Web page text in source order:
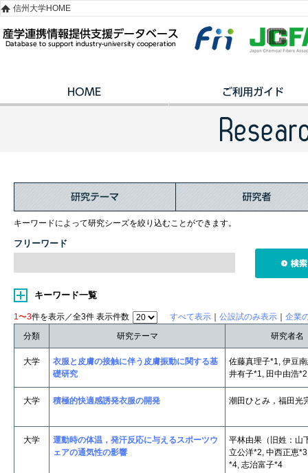
信州大学HOME
キーワードによって研究シーズを絞り込むことができます。
フリーワード
キーワード一覧
1〜3件を表示／全3件 表示件数 すべて表示 公設試のみ表示
企業
分類
研究テーマ 研究者名
大学
衣服と皮膚の接触に伴う皮膚振動に関する基
礎研究
佐藤真理子*1, 伊豆
井有子*1, 田中由浩*2
大学 積極的快適感誘発衣服の開発 潮田ひとみ，福田光
大学
運動時の体温，発汗反応に与えるスポーツウ
ェアの通気性の影響
平林由果（旧姓：山
立公洋*2, 中西正恵
*4, 志治富子*4